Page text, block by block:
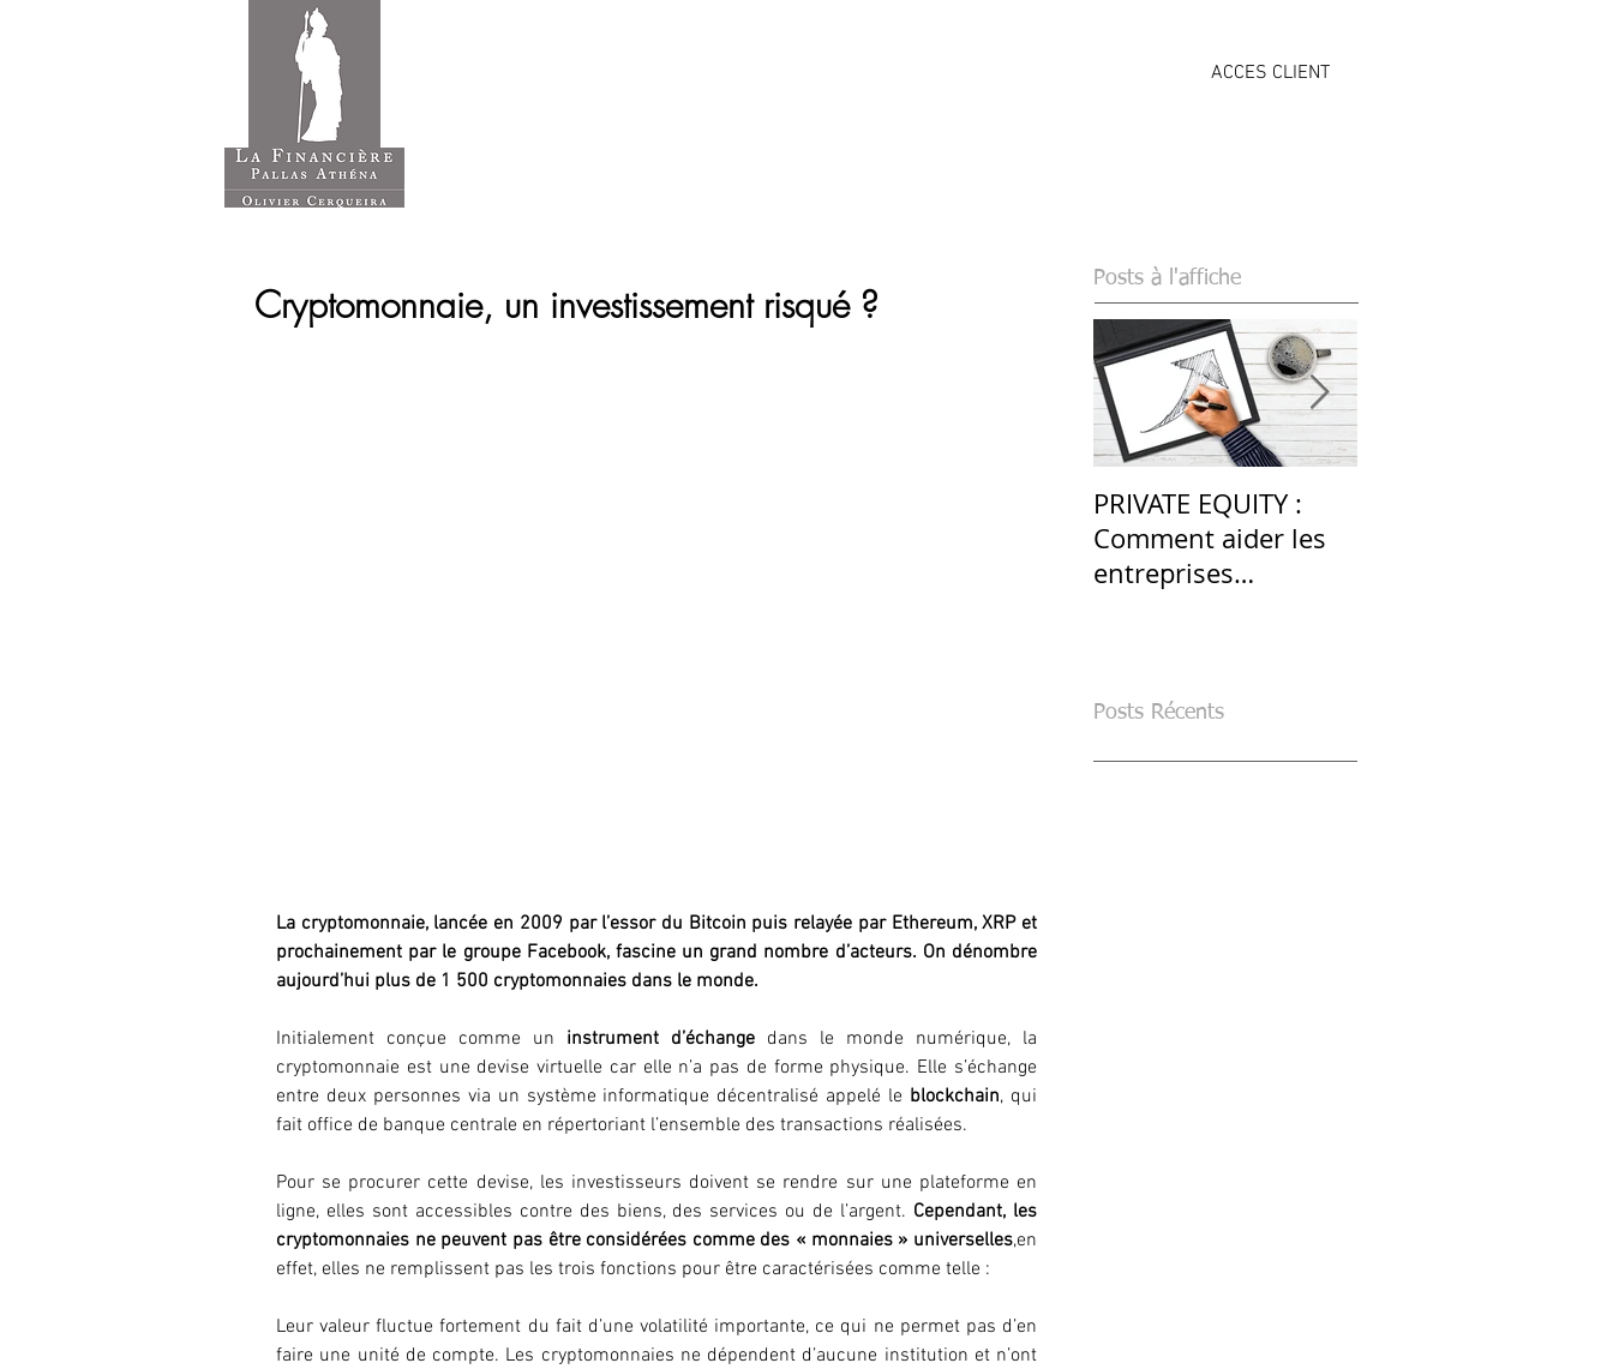
ACCES CLIENT
Cryptomonnaie, un investissement risqué ?
La cryptomonnaie, lancée en 2009 par l’essor du Bitcoin puis relayée par Ethereum, XRP et
prochainement par le groupe Facebook, fascine un grand nombre d’acteurs. On dénombre
aujourd’hui plus de 1 500 cryptomonnaies dans le monde.
Initialement conçue comme un instrument d’échange dans le monde numérique, la
cryptomonnaie est une devise virtuelle car elle n’a pas de forme physique. Elle s’échange
entre deux personnes via un système informatique décentralisé appelé le blockchain, qui
fait office de banque centrale en répertoriant l’ensemble des transactions réalisées.
Pour se procurer cette devise, les investisseurs doivent se rendre sur une plateforme en
ligne, elles sont accessibles contre des biens, des services ou de l’argent. Cependant, les
cryptomonnaies ne peuvent pas être considérées comme des « monnaies » universelles,en
effet, elles ne remplissent pas les trois fonctions pour être caractérisées comme telle :
Leur valeur fluctue fortement du fait d’une volatilité importante, ce qui ne permet pas d’en
faire une unité de compte. Les cryptomonnaies ne dépendent d’aucune institution et n’ont
Posts à l'affiche
PRIVATE EQUITY :
Comment aider les
entreprises
Posts Récents